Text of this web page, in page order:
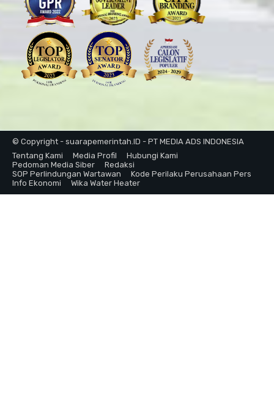
© Copyright - suarapemerintah.ID - PT MEDIA ADS INDONESIA
Tentang Kami
Media Profil
Hubungi Kami
Pedoman Media Siber
Redaksi
SOP Perlindungan Wartawan
Kode Perilaku Perusahaan Pers
Info Ekonomi
Wika Water Heater